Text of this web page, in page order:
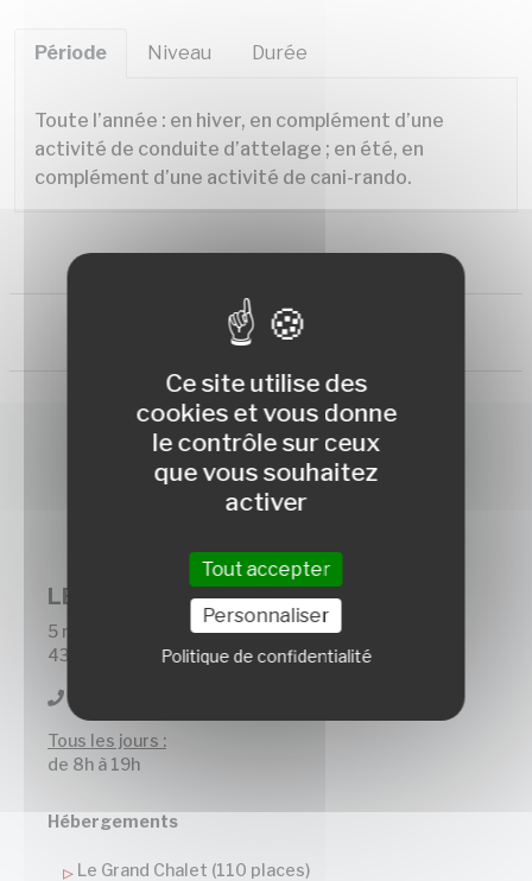
Période Niveau Durée
Toute l’année : en hiver, en complément d’une
activité de conduite d’attelage ; en été, en
complément d’une activité de cani-rando.
LES CHALETS DU MEZENC
5 rue du Rouzoulin
43150 Les Estables
04 71 08 35 36
Tous les jours :
de 8h à 19h
Hébergements
Le Grand Chalet (110 places)
Ce site utilise des
cookies et vous donne
le contrôle sur ceux
que vous souhaitez
activer
Tout accepter
Personnaliser
Politique de confidentialité